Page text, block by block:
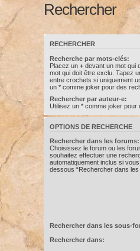
Rechercher
RECHERCHER
Recherche par mots-clés:
Placez un +devant un mot qui
mot qui doit être exclu. Tapez
entre crochets si uniquement
un * comme joker pour des
Rechercher par auteur-e:
Utilisez un * comme joker pour
OPTIONS DE RECHERCHE
Rechercher dans les forums:
Choisissez le forum ou les
souhaitez effectuer une
automatiquement inclus si
dessous “Rechercher dans les
Rechercher dans les sous-
Rechercher dans: